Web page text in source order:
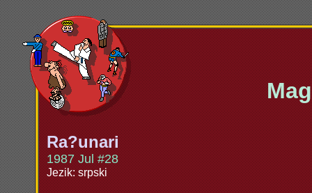
Ra?unari
1987 Jul #28
Jezik: srpski